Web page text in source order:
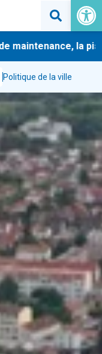
Ouvrir
la
Politique de la ville